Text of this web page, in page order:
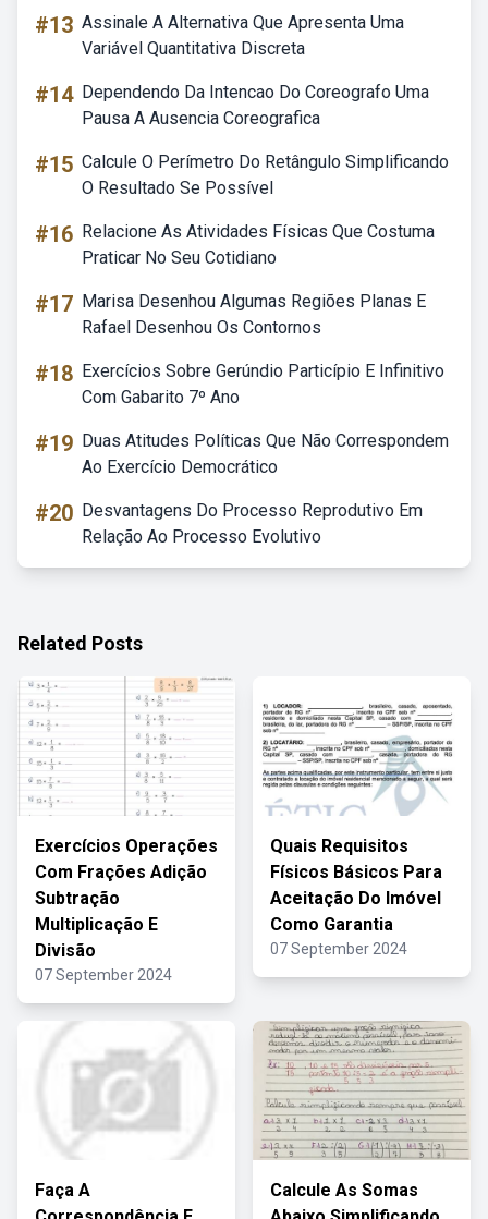
#13 Assinale A Alternativa Que Apresenta Uma
Variável Quantitativa Discreta
#14 Dependendo Da Intencao Do Coreografo Uma
Pausa A Ausencia Coreografica
#15 Calcule O Perímetro Do Retângulo Simplificando
O Resultado Se Possível
#16 Relacione As Atividades Físicas Que Costuma
Praticar No Seu Cotidiano
#17 Marisa Desenhou Algumas Regiões Planas E
Rafael Desenhou Os Contornos
#18 Exercícios Sobre Gerúndio Particípio E Infinitivo
Com Gabarito 7º Ano
#19 Duas Atitudes Políticas Que Não Correspondem
Ao Exercício Democrático
#20 Desvantagens Do Processo Reprodutivo Em
Relação Ao Processo Evolutivo
Related Posts
Exercícios Operações
Com Frações Adição
Subtração
Multiplicação E
Divisão
07 September 2024
Quais Requisitos
Físicos Básicos Para
Aceitação Do Imóvel
Como Garantia
07 September 2024
Faça A
Calcule As Somas